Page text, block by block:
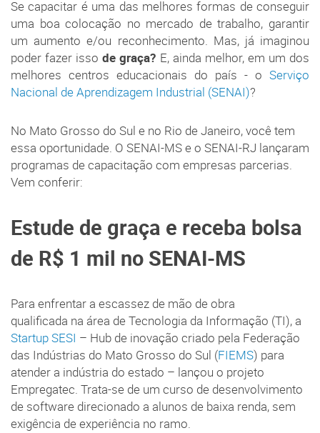
Se capacitar é uma das melhores formas de conseguir
uma boa colocação no mercado de trabalho, garantir
um aumento e/ou reconhecimento. Mas, já imaginou
poder fazer issode graça? E, ainda melhor, em um dos
melhores centros educacionais do país - o Serviço
Nacional de Aprendizagem Industrial (SENAI)?
No Mato Grosso do Sul e no Rio de Janeiro, você tem
essa oportunidade. O SENAI-MS e o SENAI-RJ lançaram
programas de capacitação com empresas parcerias.
Vem conferir:
Estude de graça e receba bolsa
de R$ 1 mil no SENAI-MS
Para enfrentar a escassez de mão de obra
qualificada na área de Tecnologia da Informação (TI), a
Startup SESI – Hub de inovação criado pela Federação
das Indústrias do Mato Grosso do Sul (FIEMS) para
atender a indústria do estado – lançou o projeto
Empregatec. Trata-se de um curso de desenvolvimento
de software direcionado a alunos de baixa renda, sem
exigência de experiência no ramo.